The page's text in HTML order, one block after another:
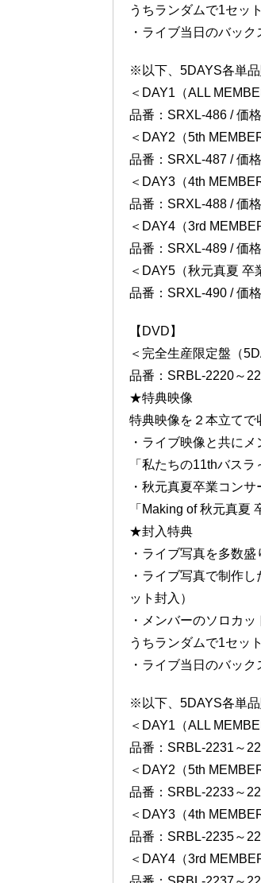
うちランダムで1セッ
・ライブ当日のバッ
※以下、5DAYS各単
＜DAY1（ALL
品番：SRXL-486 / 価
＜DAY2（5th
品番：SRXL-487 / 価
＜DAY3（4th
品番：SRXL-488 / 価
＜DAY4（3rd
品番：SRXL-489 / 価
＜DAY5（秋元真夏 卒
品番：SRXL-490 / 価
【DVD】
＜完全生産限定盤（
品番：SRBL-2220～
★特典映像
特典映像を２本立てで
・ライブ映像と共に
「私たちの11thバス
・秋元真夏卒業コン
「Making of 秋元真夏
★封入特典
・ライブ写真を多数
・ライブ写真で制作
ット封入）
・メンバーのソロカ
うちランダムで1セッ
・ライブ当日のバッ
※以下、5DAYS各単
＜DAY1（ALL
品番：SRBL-2231～
＜DAY2（5th
品番：SRBL-2233～
＜DAY3（4th
品番：SRBL-2235～
＜DAY4（3rd